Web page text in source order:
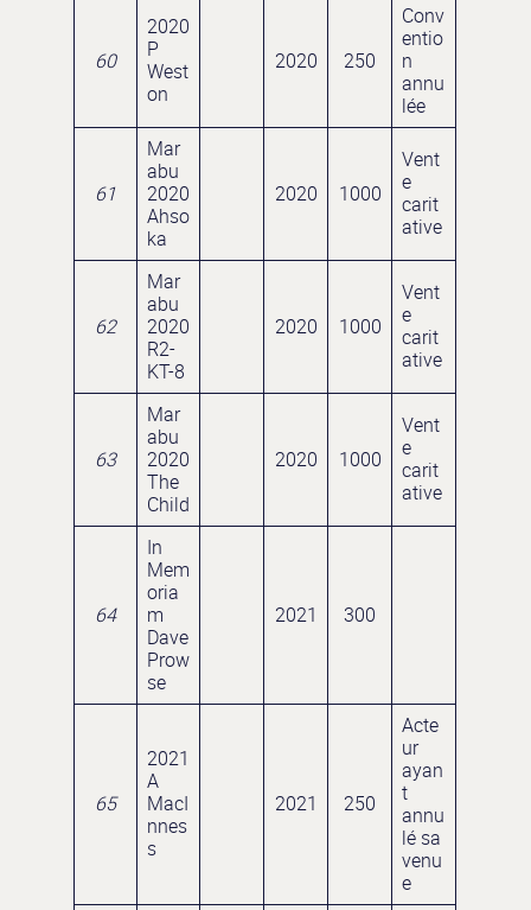
60
2020
P
West
on
2020 250
Conv
entio
n
annu
lée
61
Mar
abu
2020
Ahso
ka
2020 1000
Vent
e
carit
ative
62
Mar
abu
2020
R2-
KT-8
2020 1000
Vent
e
carit
ative
63
Mar
abu
2020
The
Child
2020 1000
Vent
e
carit
ative
64
In
Mem
oria
m
Dave
Prow
se
2021 300
65
2021
A
MacI
nnes
s
2021 250
Acte
ur
ayan
t
annu
lé sa
venu
e